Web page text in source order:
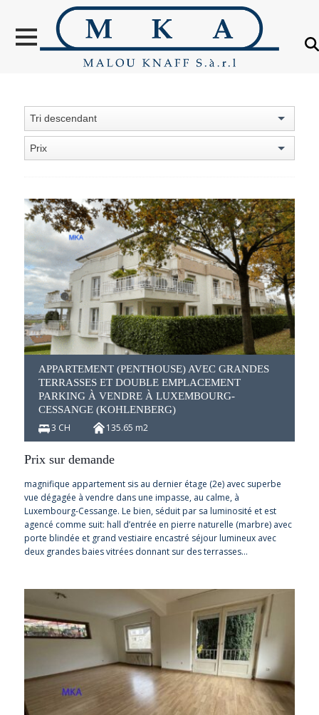
VENTES
LOCATION
OBJETS VENDUS
ÉTRANGER
À PROPOS
CONTACT
Tri descendant
Prix
APPARTEMENT (PENTHOUSE) AVEC GRANDES
TERRASSES ET DOUBLE EMPLACEMENT
PARKING À VENDRE À LUXEMBOURG-
CESSANGE (KOHLENBERG)
3 CH 135.65 m2
Prix sur demande
magnifique appartement sis au dernier étage (2e) avec superbe
vue dégagée à vendre dans une impasse, au calme, à
Luxembourg-Cessange. Le bien, séduit par sa luminosité et est
agencé comme suit: hall d’entrée en pierre naturelle (marbre) avec
porte blindée et grand vestiaire encastré séjour lumineux avec
deux grandes baies vitrées donnant sur des terrasses…